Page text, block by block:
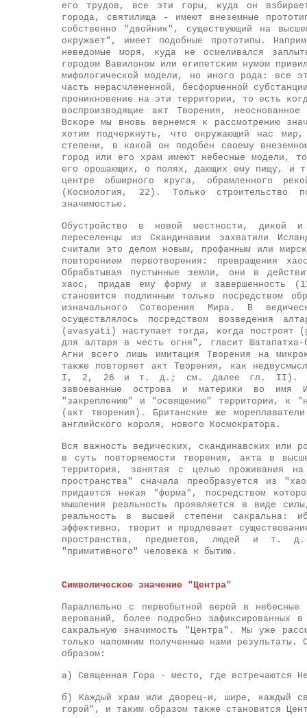
его трудов, все эти горы, куда он
города, святилища - имеют внеземные
собственно "двойник", существующий на
окружает", имеет подобные прототипы.
неведомые моря, куда не осмеливался
городом Вавилоном или египетским нумом
мифологической модели, но иного рода: все
часть нерасчлененной, бесформенной
проникновение на эти территории, то есть
воспроизводящие акт Творения,
Вскоре мы вновь вернемся к рассмотрению
хотим подчеркнуть, что окружающий нас
степени, в какой он подобен своему
город или его храм имеют небесные
его орошающих, о полях, дающих ему пищу, и
центре обширного круга, обрамленного
(Космология, 22). Только строительство
значимостью.
Обустройство в новой местности, дикой
переселенцы из Скандинавии захватили
считали это делом новым, профанным или
повторением первотворения: превращения
Обрабатывая пустынные земли, они в
хаос, придав ему форму и завершенность
становится подлинным только посредством
изначального Сотворения Мира. В
осуществлялось посредством возведения
(avasyati) наступает тогда, когда
для алтаря в честь огня", гласит
Агни всего лишь имитация Творения на
также повторяет акт Творения, как
I, 2, 26 и т. д.; см. далее гл. II).
завоеванные острова и материки во имя
"закреплению" и "освящению" территории, к
(акт творения). Британские же
английского короля, нового Космократора.
Вся важность ведических, скандинавских или
в суть повторяемости творения, акта в
территория, занятая с целью проживания
пространства" сначала преобразуется из
придается некая "форма", посредством
мышления реальность проявляется в виде
реальность в высшей степени сакральна:
эффективно, творит и продлевает
пространства, предметов, людей и т. д.
"примитивного" человека к бытию.
Символическое значение "Центра"
Параллельно с первобытной верой в
верований, более подробно зафиксированных
сакральную значимость "Центра". Мы уже
только напомним полученные нами результаты.
образом:
а) Священная Гора - место, где встречаются
б) Каждый храм или дворец-и, шире, каждый
горой", и таким образом также становится